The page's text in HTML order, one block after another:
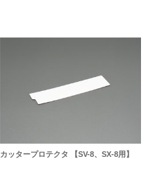
カッタープロテクタ 【SV-8、SX-8用】